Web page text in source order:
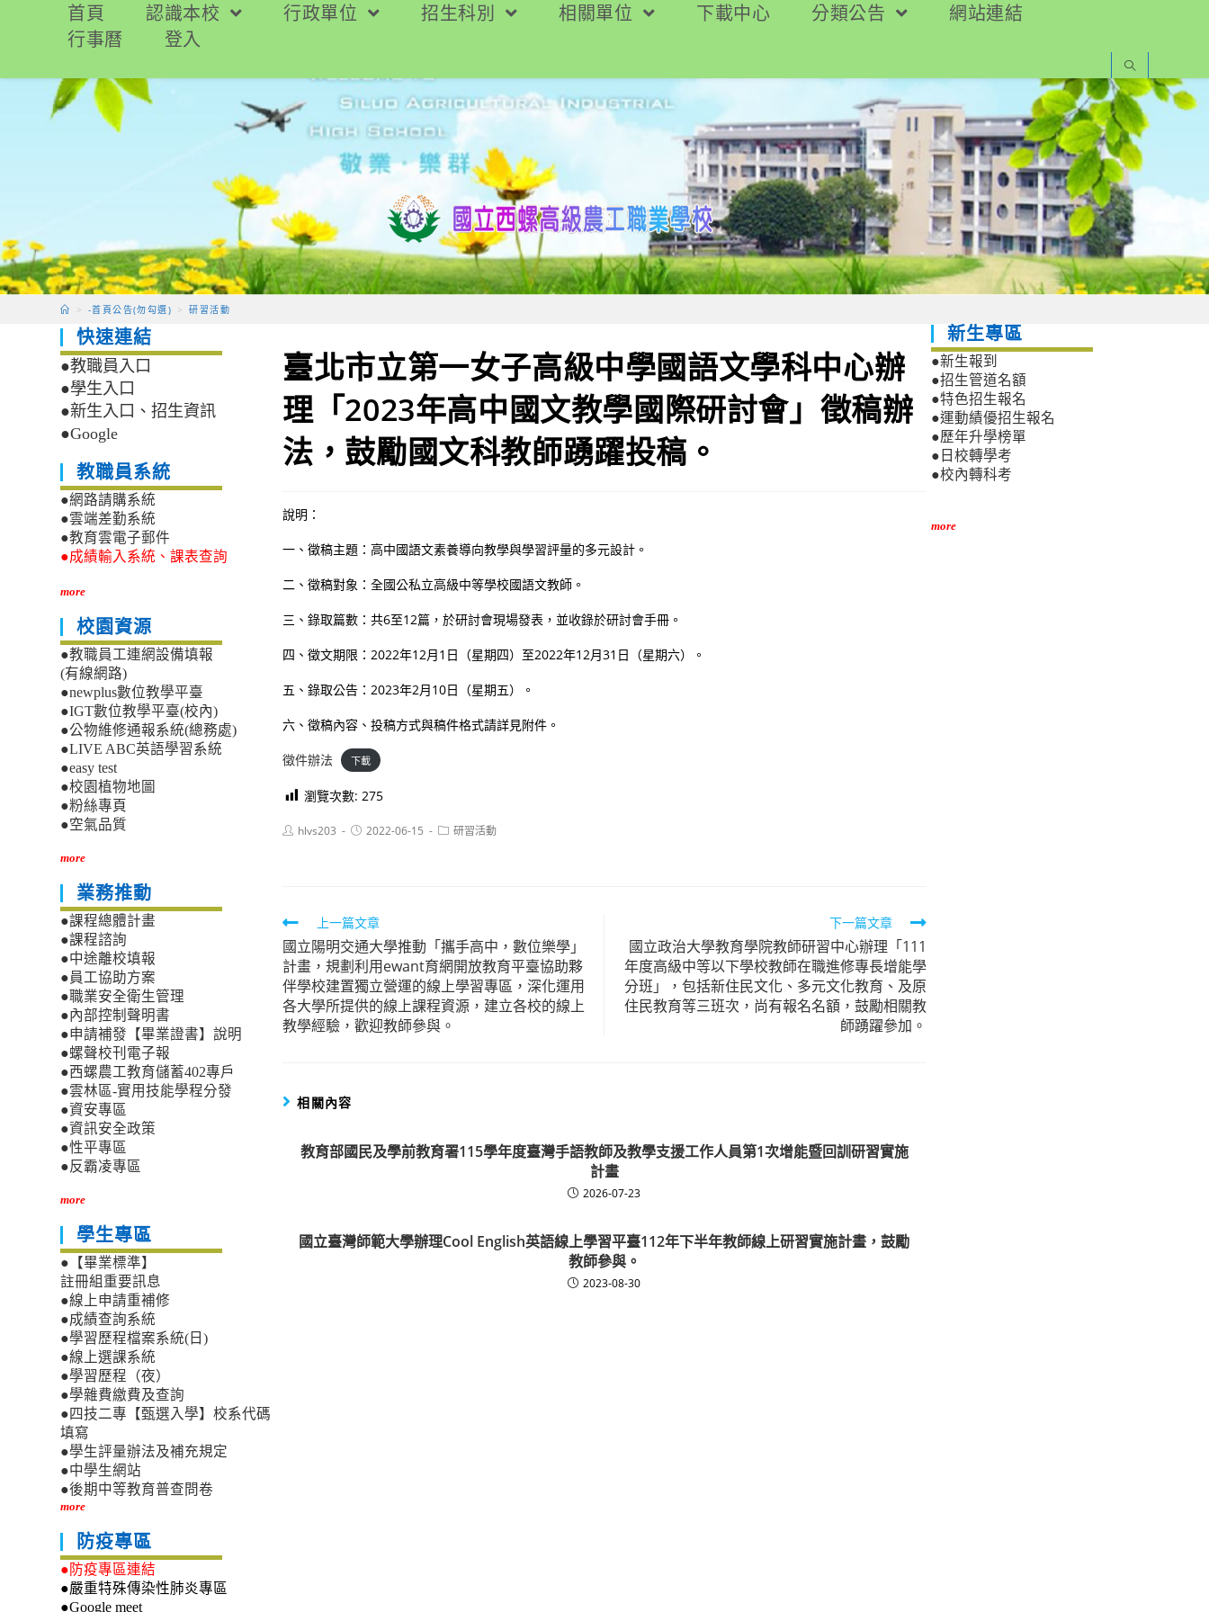
要
首頁 認識本校 行政單位 招生科別 相關單位 下載中心 分類公告
網站連結
行事曆
登入
> -首頁公告(勿勾選) > 研習活動
臺北市立第一女子高級中學國語文學科中心辦
理「2023年高中國文教學國際研討會」徵稿辦
法，鼓勵國文科教師踴躍投稿。
說明：
一、徵稿主題：高中國語文素養導向教學與學習評量的多元設計。
二、徵稿對象：全國公私立高級中等學校國語文教師。
三、錄取篇數：共6至12篇，於研討會現場發表，並收錄於研討會手冊。
四、徵文期限：2022年12月1日（星期四）至2022年12月31日（星期六）。
五、錄取公告：2023年2月10日（星期五）。
六、徵稿內容、投稿方式與稿件格式請詳見附件。
徵件辦法 下載
瀏覽次數: 275
Posthlvs203
Post2022-06-15
Post研習活動
Read
more
articles
上一篇文章
國立陽明交通大學推動「攜手高中，數位樂學」
計畫，規劃利用ewant育網開放教育平臺協助夥
伴學校建置獨立營運的線上學習專區，深化運用
各大學所提供的線上課程資源，建立各校的線上
教學經驗，歡迎教師參與。
下一篇文章
國立政治大學教育學院教師研習中心辦理「111
年度高級中等以下學校教師在職進修專長增能學
分班」，包括新住民文化、多元文化教育、及原
住民教育等三班次，尚有報名名額，鼓勵相關教
師踴躍參加。
相關內容
教育部國民及學前教育署115學年度臺灣手語教師及教學支援工作人員第1次增能暨回訓研習實施
計畫
2026-07-23
國立臺灣師範大學辦理Cool English英語線上學習平臺112年下半年教師線上研習實施計畫，鼓勵
教師參與。
2023-08-30
快速連結
●教職員入口
●學生入口
●新生入口、招生資訊
●Google
教職員系統
●網路請購系統
●雲端差勤系統
●教育雲電子郵件
●成績輸入系統、課表查詢
more
校園資源
●教職員工連網設備填報
(有線網路)
●newplus數位教學平臺
●IGT數位教學平臺(校內)
●公物維修通報系統(總務處)
●LIVE ABC英語學習系統
●easy test
●校園植物地圖
●粉絲專頁
●空氣品質
more
業務推動
●課程總體計畫
●課程諮詢
●中途離校填報
●員工協助方案
●職業安全衛生管理
●內部控制聲明書
●申請補發【畢業證書】說明
●螺聲校刊電子報
●西螺農工教育儲蓄402專戶
●雲林區-實用技能學程分發
●資安專區
●資訊安全政策
●性平專區
●反霸凌專區
more
學生專區
●【畢業標準】
註冊組重要訊息
●線上申請重補修
●成績查詢系統
●學習歷程檔案系統(日)
●線上選課系統
●學習歷程（夜）
●學雜費繳費及查詢
●四技二專【甄選入學】校系代碼
填寫
●學生評量辦法及補充規定
●中學生網站
●後期中等教育普查問卷
more
防疫專區
●防疫專區連結
●嚴重特殊傳染性肺炎專區
●Google meet
新生專區
●新生報到
●招生管道名額
●特色招生報名
●運動績優招生報名
●歷年升學榜單
●日校轉學考
●校內轉科考
more